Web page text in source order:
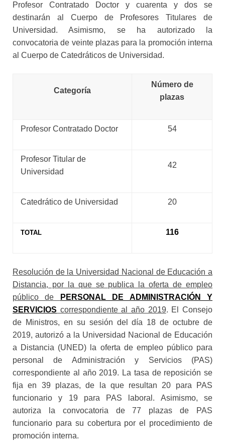
Profesor Contratado Doctor y cuarenta y dos se
destinarán al Cuerpo de Profesores Titulares de
Universidad. Asimismo, se ha autorizado la
convocatoria de veinte plazas para la promoción interna
al Cuerpo de Catedráticos de Universidad.
Categoría
Número de
plazas
Profesor Contratado Doctor 54
Profesor Titular de
Universidad
42
Catedrático de Universidad 20
TOTAL 116
Resolución de la Universidad Nacional de Educación a
Distancia, por la que se publica la oferta de empleo
público de
PERSONAL DE ADMINISTRACIÓN Y
SERVICIOS correspondiente al año 2019. El Consejo
de Ministros, en su sesión del día 18 de octubre de
2019, autorizó a la Universidad Nacional de Educación
a Distancia (UNED) la oferta de empleo público para
personal de Administración y Servicios (PAS)
correspondiente al año 2019. La tasa de reposición se
fija en 39 plazas, de la que resultan 20 para PAS
funcionario y 19 para PAS laboral. Asimismo, se
autoriza la convocatoria de 77 plazas de PAS
funcionario para su cobertura por el procedimiento de
promoción interna.